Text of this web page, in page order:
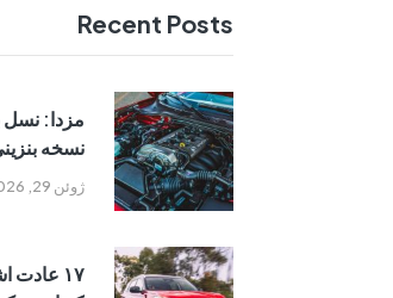
Recent Posts
ژوئن 29, 2026
مزدا: نسل
نسخه
۱۷